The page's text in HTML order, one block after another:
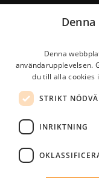
Tips & råd
F.A.Q.
StudentJob
2026 • Alla rättigheter
Sekretesspolicy
Denna
användarupplevelsen.
du till alla cookies
STRIKT
INRIKTNING